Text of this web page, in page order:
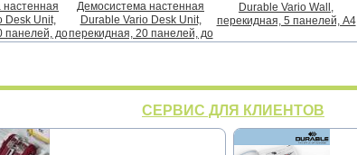
Desk Unit,
панелей, до
Демосистема настенная
Durable Vario Desk Unit,
перекидная, 20 панелей, до
Durable Vario Wall,
перекидная, 5 панелей, А4
СЕРВИС ДЛЯ КЛИЕНТОВ